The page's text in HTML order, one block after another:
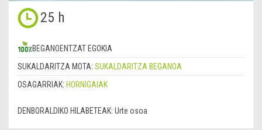
25 h
BEGANOENTZAT EGOKIA
SUKALDARITZA MOTA: SUKALDARITZA BEGANOA
OSAGARRIAK: HORNIGAIAK
DENBORALDIKO HILABETEAK: Urte osoa